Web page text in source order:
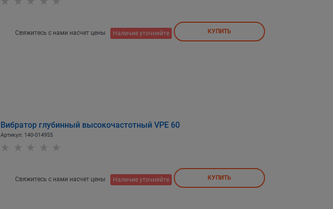
Свяжитесь с нами насчет цены Наличие уточняйте КУПИТЬ
Вибратор глубинный высокочастотный VPE 60
Артикул: 140-014955
Свяжитесь с нами насчет цены Наличие уточняйте КУПИТЬ